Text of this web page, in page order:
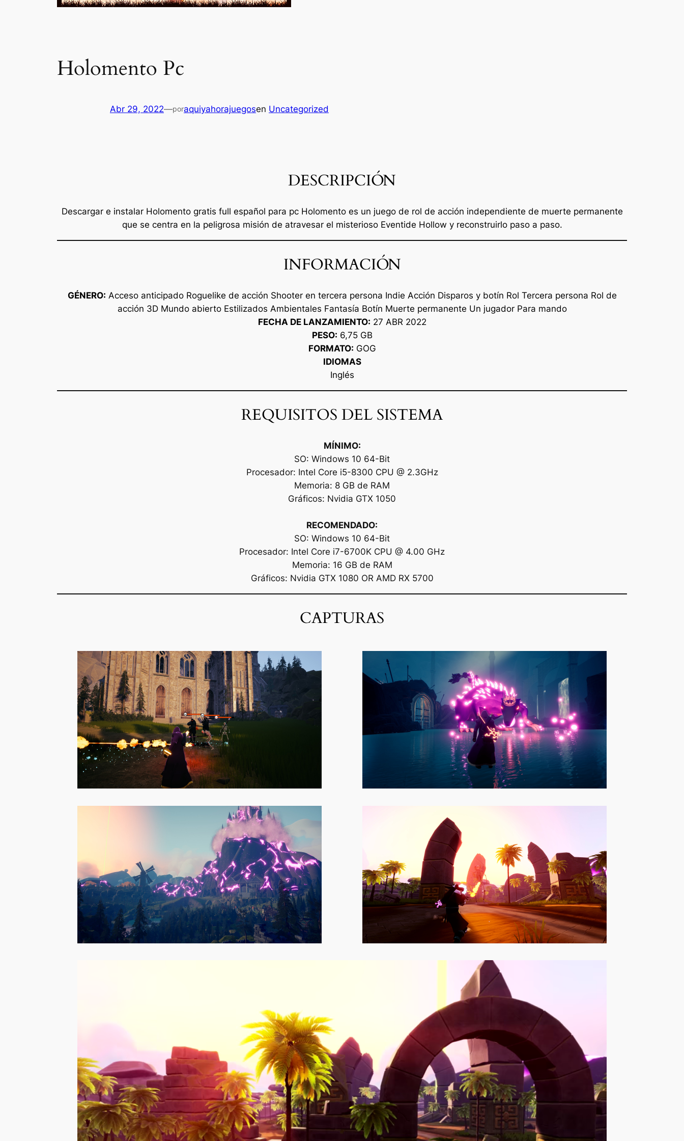
Holomento Pc
Abr 29, 2022—poraquiyahorajuegosen Uncategorized
DESCRIPCIÓN
Descargar e instalar Holomento gratis full español para pc Holomento es un juego de rol de acción independiente de muerte permanente
que se centra en la peligrosa misión de atravesar el misterioso Eventide Hollow y reconstruirlo paso a paso.
INFORMACIÓN
GÉNERO: Acceso anticipado Roguelike de acción Shooter en tercera persona Indie Acción Disparos y botín Rol Tercera persona Rol de
acción 3D Mundo abierto Estilizados Ambientales Fantasía Botín Muerte permanente Un jugador Para mando
FECHA DE LANZAMIENTO: 27 ABR 2022
PESO: 6,75 GB
FORMATO: GOG
IDIOMAS
Inglés
REQUISITOS DEL SISTEMA
MÍNIMO:
SO: Windows 10 64-Bit
Procesador: Intel Core i5-8300 CPU @ 2.3GHz
Memoria: 8 GB de RAM
Gráficos: Nvidia GTX 1050
RECOMENDADO:
SO: Windows 10 64-Bit
Procesador: Intel Core i7-6700K CPU @ 4.00 GHz
Memoria: 16 GB de RAM
Gráficos: Nvidia GTX 1080 OR AMD RX 5700
CAPTURAS